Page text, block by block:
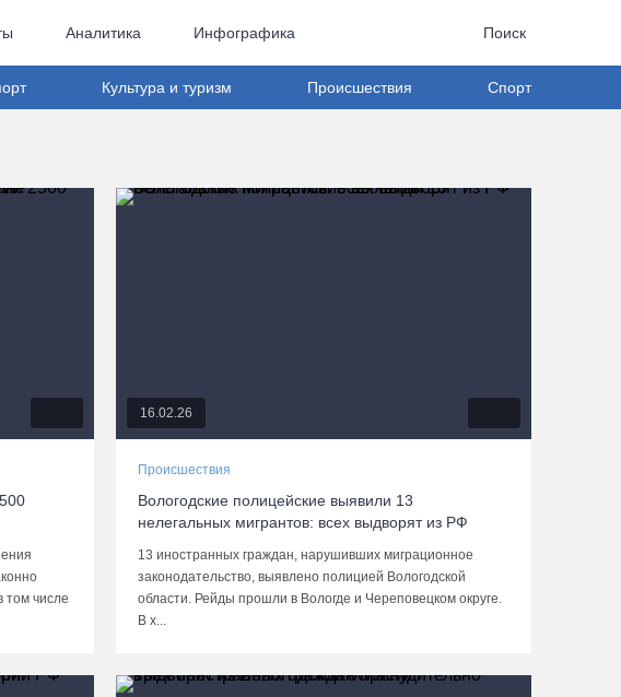
Аналитика Инфографика Поиск
Культура и туризм Происшествия Спорт
том числе
16.02.26
Происшествия
Вологодские полицейские выявили 13
нелегальных мигрантов: всех выдворят из РФ
13 иностранных граждан, нарушивших миграционное
законодательство, выявлено полицией Вологодской
области. Рейды прошли в Вологде и Череповецком округе.
В х...